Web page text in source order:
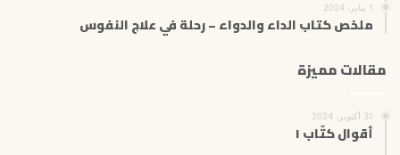
1 يناير، 2024
ملخص كتاب الداء والدواء – رحلة في علاج النفوس
مقالات مميزة
31 أكتوبر، 2024
أقوال كتّاب ١